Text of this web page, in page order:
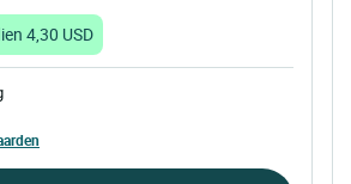
4,30 USD